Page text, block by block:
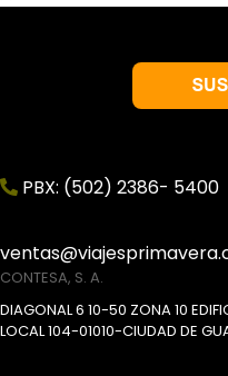
PBX: (502) 2386- 5400
CONTESA, S. A.
DIAGONAL 6 10-50 ZONA 10
LOCAL 104-01010-CIUDAD DE